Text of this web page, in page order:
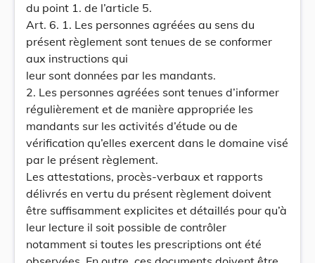
du point 1. de l’article 5.
Art. 6. 1. Les personnes agréées au sens du
présent règlement sont tenues de se conformer
aux instructions qui
leur sont données par les mandants.
2. Les personnes agréées sont tenues d’informer
régulièrement et de manière appropriée les
mandants sur les activités d’étude ou de
vérification qu’elles exercent dans le domaine visé
par le présent règlement.
Les attestations, procès-verbaux et rapports
délivrés en vertu du présent règlement doivent
être suffisamment explicites et détaillés pour qu’à
leur lecture il soit possible de contrôler
notamment si toutes les prescriptions ont été